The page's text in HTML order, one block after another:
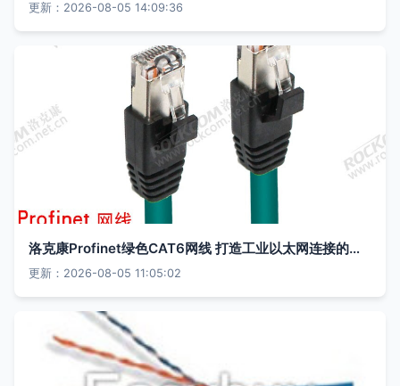
更新：2026-08-05 14:09:36
洛克康Profinet绿色CAT6网线 打造工业以太网连接的新标杆
更新：2026-08-05 11:05:02